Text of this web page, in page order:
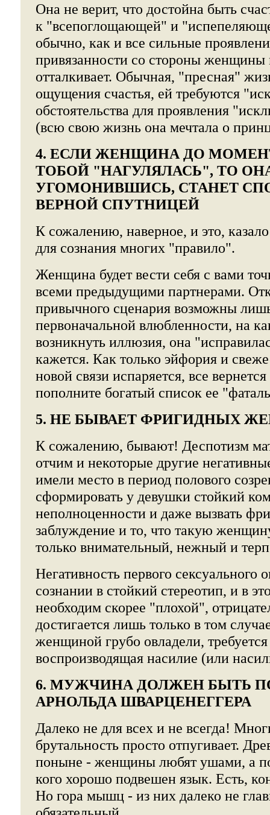
Она не верит, что достойна быть
к "всепоглощающей" и
обычно, как и все сильные
привязанности со стороны женщины
отталкивает. Обычная, "пресная"
ощущения счастья, ей требуются
обстоятельства для проявления
(всю свою жизнь она мечтала о
4. ЕСЛИ ЖЕНЩИНА ДО
ТОБОЙ "НАГУЛЯЛАСЬ", ТО
УГОМОНИВШИСЬ, СТАНЕТ
ВЕРНОЙ СПУТНИЦЕЙ
К сожалению, наверное, и это,
для сознания многих "правило".
Женщина будет вести себя с вами
всеми предыдущими партнерами.
привычного сценария возможны
первоначальной влюбленности, на
возникнуть иллюзия, она
кажется. Как только эйфория и
новой связи испаряется, все
пополните богатый список ее
5. НЕ БЫВАЕТ ФРИГИДНЫХ
К сожалению, бывают! Деспотизм
отчим и некоторые другие
имели место в период полового
сформировать у девушки стойкий
неполноценности и даже вызвать
заблуждение и то, что такую
только внимательный, нежный и
Негативность первого сексуального
сознании в стойкий стереотип, и в
необходим скорее "плохой",
достигается лишь только в том
женщиной грубо овладели,
воспроизводящая насилие (или
6. МУЖЧИНА ДОЛЖЕН БЫТЬ
АРНОЛЬДА ШВАРЦЕНЕГГЕРА
Далеко не для всех и не всегда!
брутальность просто отпугивает.
поныне - женщины любят ушами, а
кого хорошо подвешен язык. Есть,
Но гора мышц - из них далеко не